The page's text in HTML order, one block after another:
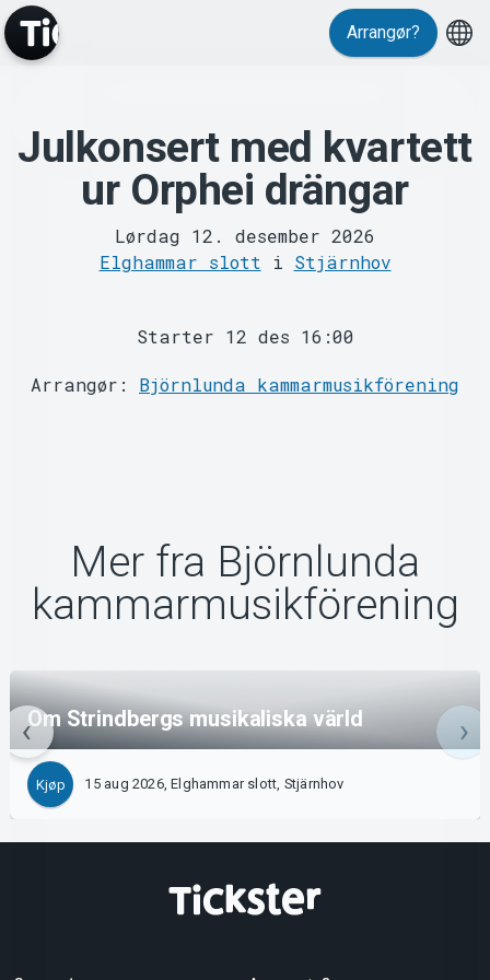
MyTickster
Support
Arrangør?
Julkonsert med kvartett
ur Orphei drängar
Lørdag 12. desember 2026
Elghammar slott i Stjärnhov
Starter 12 des 16:00
Arrangør: Björnlunda kammarmusikförening
Mer fra Björnlunda
kammarmusikförening
Om Strindbergs musikaliska värld
Kjøp 15 aug 2026, Elghammar slott, Stjärnhov